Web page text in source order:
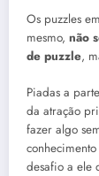
Os puzzles
mesmo, não
de puzzle,
Piadas a
da atração
fazer algo
desafio a ele